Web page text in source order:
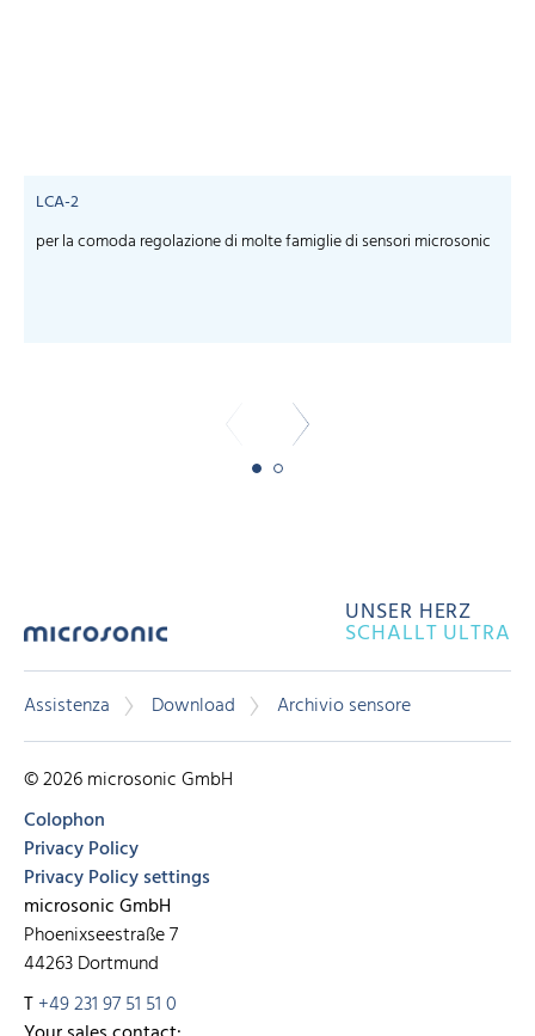
LCA-2
per la comoda regolazione di molte famiglie di sensori microsonic
UNSER HERZ
SCHALLT ULTRA
Assistenza Download Archivio sensore
© 2026 microsonic GmbH
Colophon
Privacy Policy
Privacy Policy settings
microsonic GmbH
Phoenixseestraße 7
44263 Dortmund
T+49 231 97 51 51 0